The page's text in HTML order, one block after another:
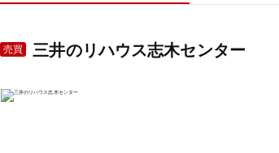
売買 三井のリハウス志木センター